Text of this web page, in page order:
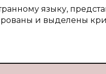
языку,
и выделены